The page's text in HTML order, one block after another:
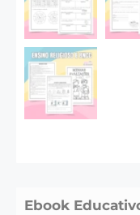
Ebook